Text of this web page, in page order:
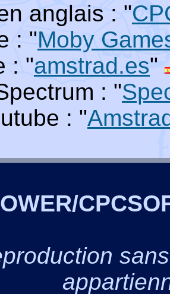
anglais : "
: "Moby
: "amstrad.es"
: "
: "